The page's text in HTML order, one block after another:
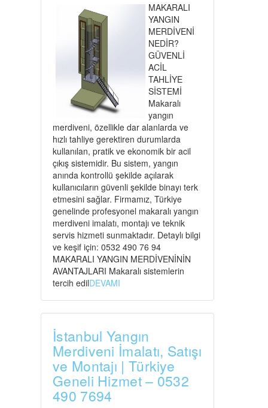
MAKARALI
YANGIN
MERDİVENİ
NEDİR?
GÜVENLİ
ACİL
TAHLİYE
SİSTEMİ
Makaralı
yangın
merdiveni, özellikle dar alanlarda ve
hızlı tahliye gerektiren durumlarda
kullanılan, pratik ve ekonomik bir acil
çıkış sistemidir. Bu sistem, yangın
anında kontrollü şekilde açılarak
kullanıcıların güvenli şekilde binayı terk
etmesini sağlar. Firmamız, Türkiye
genelinde profesyonel makaralı yangın
merdiveni imalatı, montajı ve teknik
servis hizmeti sunmaktadır. Detaylı bilgi
ve keşif için: 0532 490 76 94
MAKARALI YANGIN MERDİVENİNİN
AVANTAJLARI Makaralı sistemlerin
tercih edilDEVAMI
İstanbul Yangın
Merdiveni İmalatı, Satışı
ve Montajı | Türkiye
Geneli Hizmet – 0532
490 7694